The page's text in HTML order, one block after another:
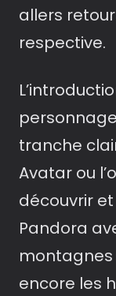
allers
respective.
tranche
Avatar ou
découvrir
Pandora
montagnes
encore les